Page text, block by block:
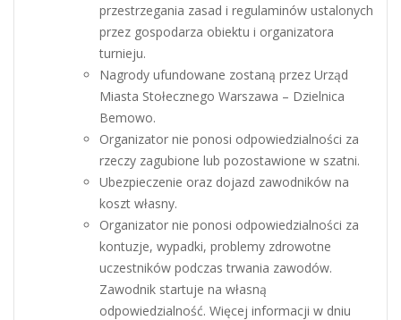
przestrzegania zasad i regulaminów ustalonych
przez gospodarza obiektu i organizatora
turnieju.
Nagrody ufundowane zostaną przez Urząd
Miasta Stołecznego Warszawa – Dzielnica
Bemowo.
Organizator nie ponosi odpowiedzialności za
rzeczy zagubione lub pozostawione w szatni.
Ubezpieczenie oraz dojazd zawodników na
koszt własny.
Organizator nie ponosi odpowiedzialności za
kontuzje, wypadki, problemy zdrowotne
uczestników podczas trwania zawodów.
Zawodnik startuje na własną
odpowiedzialność. Więcej informacji w dniu